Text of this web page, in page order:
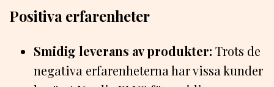
Positiva erfarenheter
Smidig leverans av produkter: Trots de
negativa erfarenheterna har vissa kunder